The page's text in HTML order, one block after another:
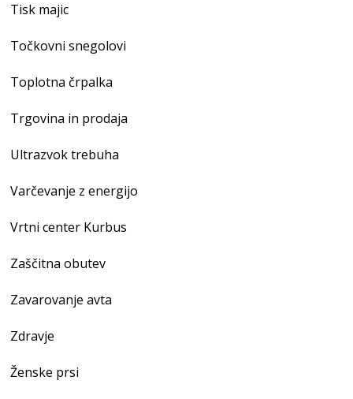
Tisk majic
Točkovni snegolovi
Toplotna črpalka
Trgovina in prodaja
Ultrazvok trebuha
Varčevanje z energijo
Vrtni center Kurbus
Zaščitna obutev
Zavarovanje avta
Zdravje
Ženske prsi